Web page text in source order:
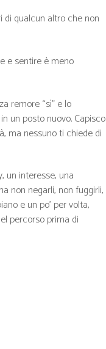
di qualcun altro che non
e sentire è meno
remore “sì” e lo
un posto nuovo. Capisco
ma nessuno ti chiede di
un interesse, una
non negarli, non fuggirli,
e un po’ per volta,
percorso prima di